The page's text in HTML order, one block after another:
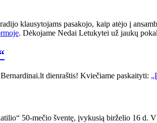
klausytojams pasakojo, kaip atėjo į
. Dėkojame Nedai Letukytei už jaukų
dienraštis! Kviečiame paskaityti:
50-mečio šventę, įvykusią birželio 16 d.